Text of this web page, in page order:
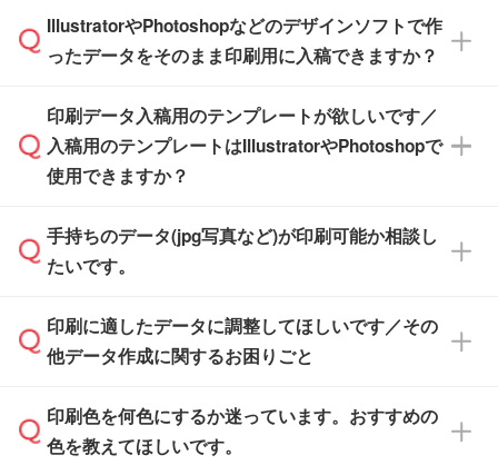
品が決まりましたらお早めのご発注をお願いい
たします。
※土日祝日を除く営業日換算です。
※沖縄・離島は追加日数がかかります。
※化粧箱から白箱への入れ替えや、オリジナル
箱の作成は原則承っておりません。
無料の「デザインシミュレーター」を使えば、
PCやスマホから簡単にデザインを作成できま
ザインソフトがなくても安心です。
また、「データ作成サービス
せいただければ、弊社にて無料でデザインデー
タを1点作成いたします。
IllustratorやPhotoshopなどのデザインソフトで作
ったデータをそのまま印刷用に入稿できますか？
IllustratorやPhotoshop、CLIP STUDIOなどのデ
ザインソフトでこだわりのデザインを作成した
い方は、完全データ入稿
積・ご注文フォームにアップロードしてご入稿
ください。
ご入稿後は経験豊富なスタッフがデータに不備
がないかチェックし、お客様と確認してから印
刷に進みますので、ご安心ください。
印刷データ入稿用のテンプレートが欲しいです／
入稿用のテンプレートはIllustratorやPhotoshopで
使用できますか？
一部商品は入稿用テンプレートのご用意があり
ます。各商品ページの『印刷方法・テンプレー
入稿用のテンプレートはPDF形式ですが、
IllustratorやPhotoshopで開いてご利用いただけ
方」をご確認ください。
手持ちのデータ(jpg写真など)が印刷可能か相談し
たいです。
印刷に適したデータ・解像度かどうか、担当ス
タッフが事前に確認いたします。
ムへ添付いただくか、担当スタッフ宛にメール
でお送りください。
印刷に適したデータに調整してほしいです／その
他データ作成に関するお困りごと
データ作成でお困りの際には、担当スタッフが
サポートいたしますのでお気軽にご相談くださ
印刷色を何色にするか迷っています。おすすめの
色を教えてほしいです。